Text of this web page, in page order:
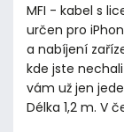
MFI - kabel s
určen pro
a nabíjení
kde jste
vám už jen
Délka 1,2 m. V